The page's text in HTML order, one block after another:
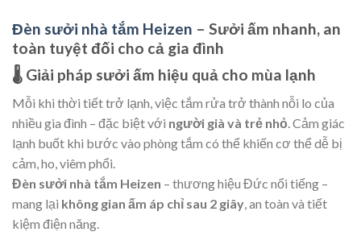
Đèn sưởi nhà tắm Heizen – Sưởi ấm nhanh, an
toàn tuyệt đối cho cả gia đình
🌡️ Giải pháp sưởi ấm hiệu quả cho mùa lạnh
Mỗi khi thời tiết trở lạnh, việc tắm rửa trở thành nỗi lo của
nhiều gia đình – đặc biệt với người già và trẻ nhỏ . Cảm giác
lạnh buốt khi bước vào phòng tắm có thể khiến cơ thể dễ bị
cảm, ho, viêm phổi.
Đèn sưởi nhà tắm Heizen – thương hiệu Đức nổi tiếng –
mang lại không gian ấm áp chỉ sau 2 giây , an toàn và tiết
kiệm điện năng.